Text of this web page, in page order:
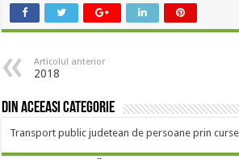
Articolul anterior
2018
Din aceeasi categorie
Transport public judetean de persoane prin